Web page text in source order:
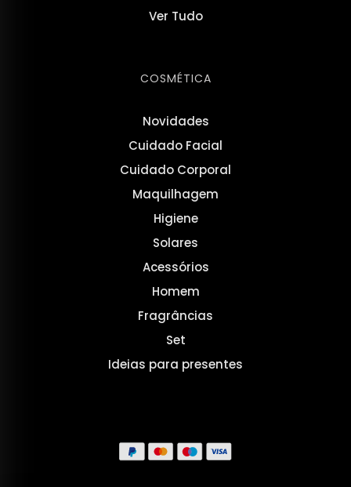
Ver Tudo
COSMÉTICA
Novidades
Cuidado Facial
Cuidado Corporal
Maquilhagem
Higiene
Solares
Acessórios
Homem
Fragrâncias
Set
Ideias para presentes